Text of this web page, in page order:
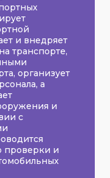
и внедряет
транспорте,
организует
а
и
с
проверки и